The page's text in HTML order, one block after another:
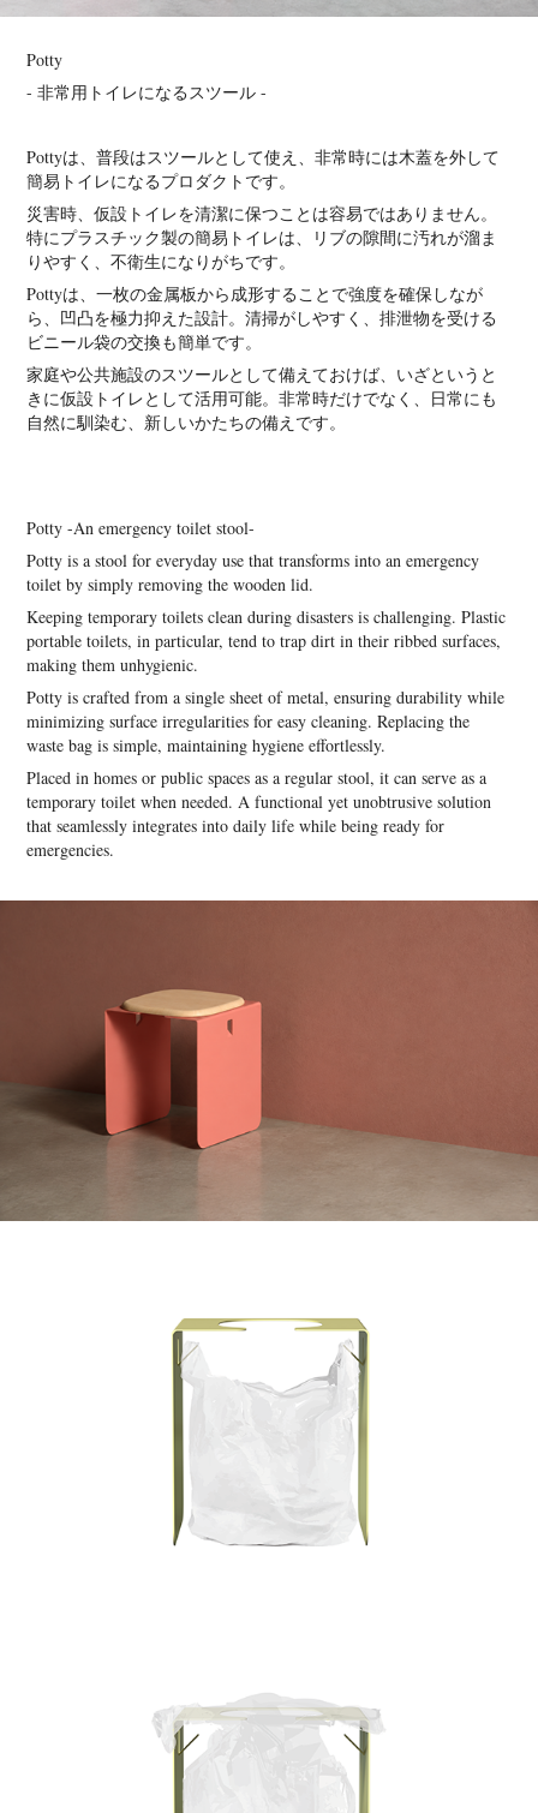
Potty
-非常用トイレになるスツール -
Pottyは、普段はスツールとして使え、非常時には木蓋を外して
簡易トイレになるプロダクトです。
災害時、仮設トイレを清潔に保つことは容易ではありません。
特にプラスチック製の簡易トイレは、リブの隙間に汚れが溜ま
りやすく、不衛生になりがちです。
Pottyは、一枚の金属板から成形することで強度を確保しなが
ら、凹凸を極力抑えた設計。清掃がしやすく、排泄物を受ける
ビニール袋の交換も簡単です。
家庭や公共施設のスツールとして備えておけば、いざというと
きに仮設トイレとして活用可能。非常時だけでなく、日常にも
自然に馴染む、新しいかたちの備えです。
Potty -An emergency toilet stool-
Potty is a stool for everyday use that transforms into an emergency
toilet by simply removing the wooden lid.
Keeping temporary toilets clean during disasters is challenging. Plastic
portable toilets, in particular, tend to trap dirt in their ribbed surfaces,
making them unhygienic.
Potty is crafted from a single sheet of metal, ensuring durability while
minimizing surface irregularities for easy cleaning. Replacing the
waste bag is simple, maintaining hygiene effortlessly.
Placed in homes or public spaces as a regular stool, it can serve as a
temporary toilet when needed. A functional yet unobtrusive solution
that seamlessly integrates into daily life while being ready for
emergencies.